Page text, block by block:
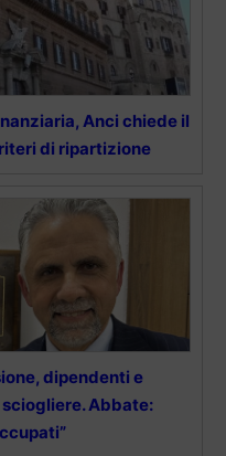
Anci chiede il
di ripartizione
dipendenti e
Abbate: